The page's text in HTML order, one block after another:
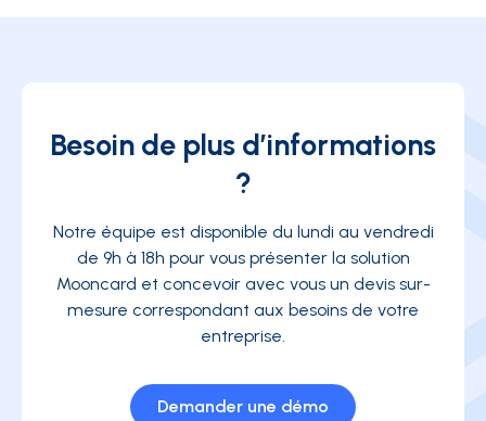
Besoin de plus d’informations
?
Notre équipe est disponible du lundi au vendredi
de 9h à 18h pour vous présenter la solution
Mooncard et concevoir avec vous un devis sur-
mesure correspondant aux besoins de votre
entreprise.
Demander une démo